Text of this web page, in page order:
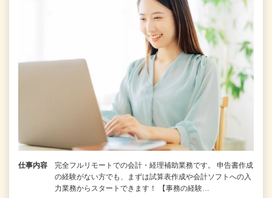
仕事内容
完全フルリモートでの会計・経理補助業務です。 申告書作成
の経験がない⽅でも、まずは試算表作成や会計ソフトへの⼊
⼒業務からスタートできます！ 【事務の経験…